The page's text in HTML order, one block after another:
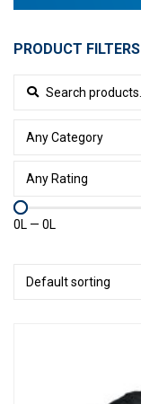
PRODUCT FILTERS
Search for:
Any Category
Any Rating
0L — 0L
Default sorting